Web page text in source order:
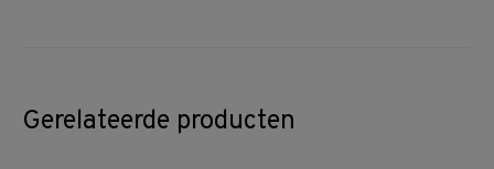
Gerelateerde producten